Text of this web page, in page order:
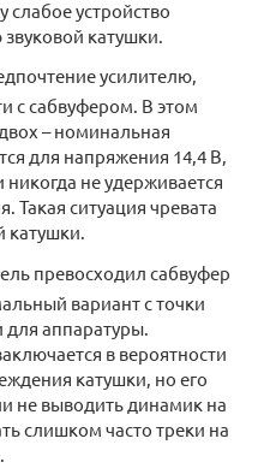
устройство
катушки.
усилителю,
с сабвуфером. В этом
– номинальная
для напряжения 14,4 В,
никогда не удерживается
Такая ситуация чревата
катушки.
превосходил сабвуфер
вариант с точки
для аппаратуры.
в вероятности
катушки, но его
не выводить динамик на
слишком часто треки на